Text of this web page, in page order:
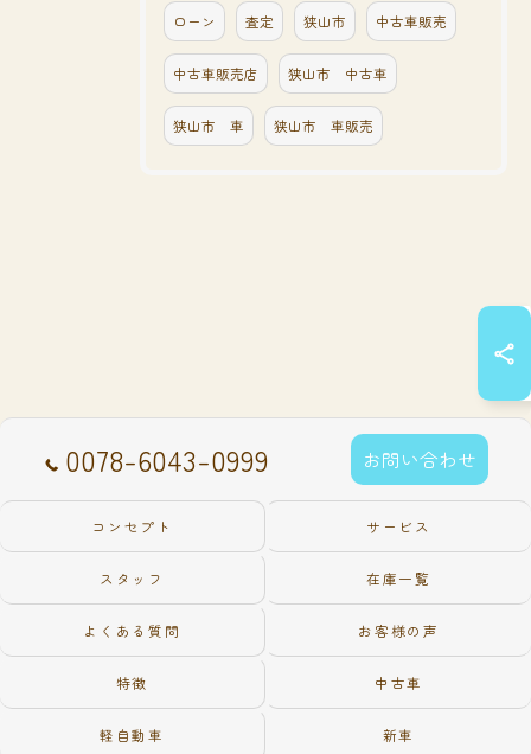
ローン 査定 狭山市 中古車販売
中古車販売店 狭山市 中古車
狭山市 車 狭山市 車販売
0078-6043-0999 お問い合わせ
コンセプト サービス
スタッフ 在庫一覧
よくある質問 お客様の声
特徴 中古車
軽自動車 新車